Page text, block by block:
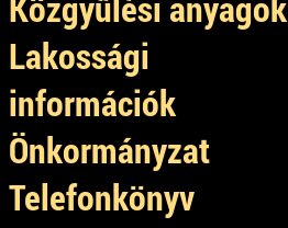
Lakossági
információk
Önkormányzat
Telefonkönyv